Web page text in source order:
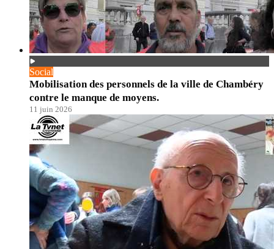
Social
Mobilisation des personnels de la ville de Chambéry
contre le manque de moyens.
11 juin 2026